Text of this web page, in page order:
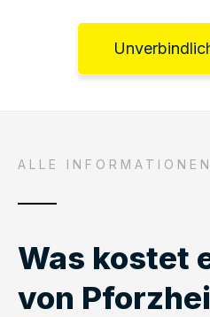
ALLE
Was kostet
von